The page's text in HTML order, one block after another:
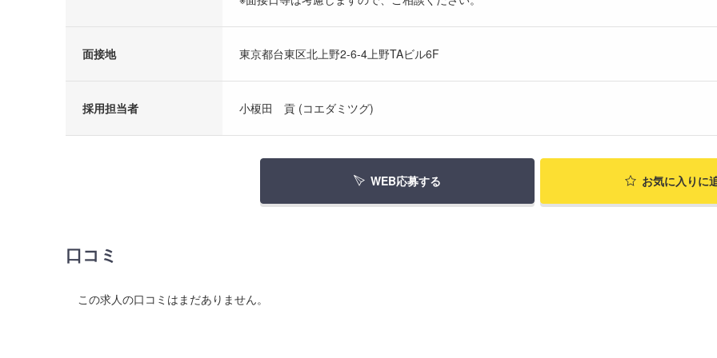
面接地 東京都台東区北上野2-6-4上野TAビル6F
採用担当者 小榎田 貢 (コエダミツグ)
WEB応募する お気に入り に
口コミ
この求人の口コミはまだありません。